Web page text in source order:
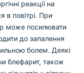
реакції на
в повітрі. При
може посилювати
до запалення
болем. Деякі
блефарит, також